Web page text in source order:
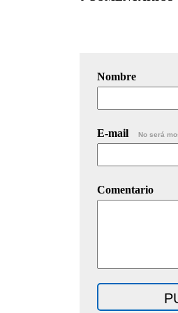
Nombre
E-mail No será
Comentario